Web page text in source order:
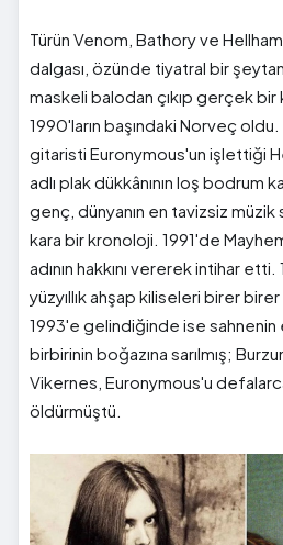
Türün Venom, Bathory ve
dalgası, özünde tiyatral bir
maskeli balodan çıkıp gerçek
1990'ların başındaki Norveç
gitaristi Euronymous'un işlettiği
adlı plak dükkânının loş bodrum
genç, dünyanın en tavizsiz müzik
kara bir kronoloji. 1991'de
adının hakkını vererek intihar
yüzyıllık ahşap kiliseleri birer
1993'e gelindiğinde ise sahnenin
birbirinin boğazına sarılmış;
Vikernes, Euronymous'u
öldürmüştü.